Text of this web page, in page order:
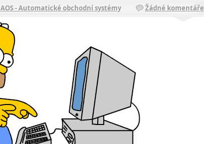
AOS - Automatické obchodní systémy Žádné komentáře